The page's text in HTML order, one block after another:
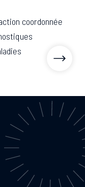
coordonnée